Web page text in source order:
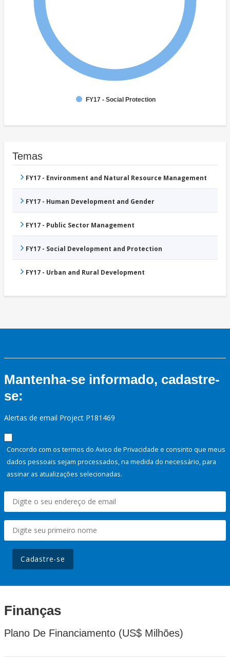
FY17 - Social Protection
Temas
FY17 - Environment and Natural Resource Management
FY17 - Human Development and Gender
FY17 - Public Sector Management
FY17 - Social Development and Protection
FY17 - Urban and Rural Development
Mantenha-se informado, cadastre-
se:
Alertas de email Project P181469
Concordo com os termos do Aviso de Privacidade e consinto que meus
dados pessoais sejam processados, na medida do necessário, para
assinar as atualizações selecionadas.
Cadastre-se
Finanças
Plano De Financiamento (US$ Milhões)